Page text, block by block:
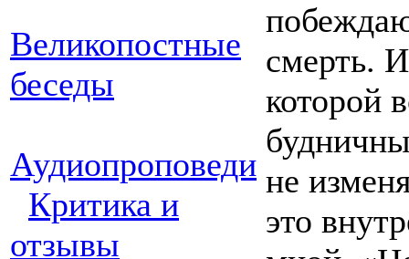
Великопостные
беседы
Аудиопроповеди
Критика и
отзывы
смерть.
которой
не
это